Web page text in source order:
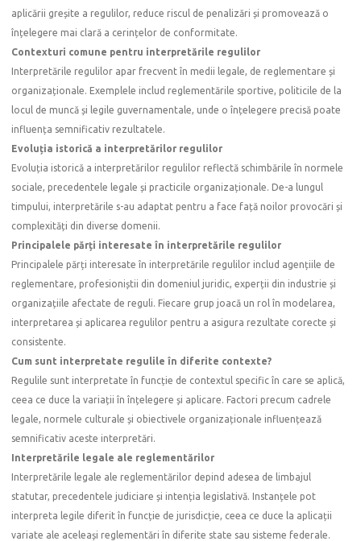
aplicării greșite a regulilor, reduce riscul de penalizări și promovează o
înțelegere mai clară a cerințelor de conformitate.
Contexturi comune pentru interpretările regulilor
Interpretările regulilor apar frecvent în medii legale, de reglementare și
organizaționale. Exemplele includ reglementările sportive, politicile de la
locul de muncă și legile guvernamentale, unde o înțelegere precisă poate
influența semnificativ rezultatele.
Evoluția istorică a interpretărilor regulilor
Evoluția istorică a interpretărilor regulilor reflectă schimbările în normele
sociale, precedentele legale și practicile organizaționale. De-a lungul
timpului, interpretările s-au adaptat pentru a face față noilor provocări și
complexități din diverse domenii.
Principalele părți interesate în interpretările regulilor
Principalele părți interesate în interpretările regulilor includ agențiile de
reglementare, profesioniștii din domeniul juridic, experții din industrie și
organizațiile afectate de reguli. Fiecare grup joacă un rol în modelarea,
interpretarea și aplicarea regulilor pentru a asigura rezultate corecte și
consistente.
Cum sunt interpretate regulile în diferite contexte?
Regulile sunt interpretate în funcție de contextul specific în care se aplică,
ceea ce duce la variații în înțelegere și aplicare. Factori precum cadrele
legale, normele culturale și obiectivele organizaționale influențează
semnificativ aceste interpretări.
Interpretările legale ale reglementărilor
Interpretările legale ale reglementărilor depind adesea de limbajul
statutar, precedentele judiciare și intenția legislativă. Instanțele pot
interpreta legile diferit în funcție de jurisdicție, ceea ce duce la aplicații
variate ale aceleași reglementări în diferite state sau sisteme federale.